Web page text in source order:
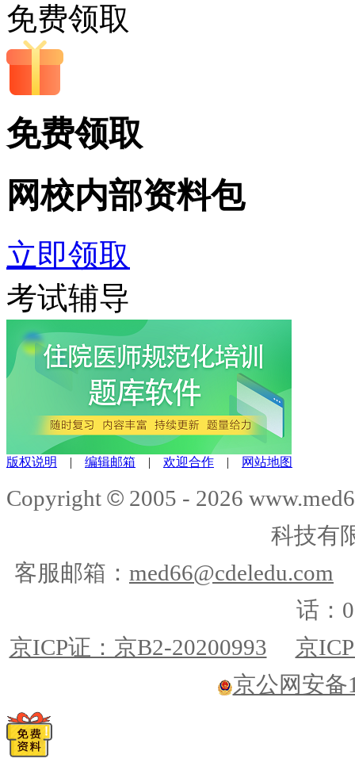
免费领取
免费领取
网校内部资料包
立即领取
考试辅导
版权说明 编辑邮箱 欢迎合作 网站地图
Copyright © 2005 - 2026
科技有
客服邮箱： med66@cdeledu.com
话：
京ICP证：京B2-20200993
京
京公网安备